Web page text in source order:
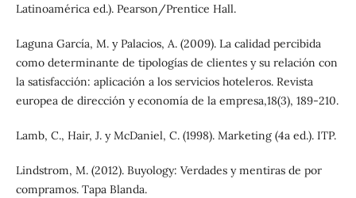
Latinoamérica ed.). Pearson/Prentice Hall.
Laguna García, M. y Palacios, A. (2009). La calidad percibida
como determinante de tipologías de clientes y su relación con
la satisfacción: aplicación a los servicios hoteleros. Revista
europea de dirección y economía de la empresa,18(3), 189-210.
Lamb, C., Hair, J. y McDaniel, C. (1998). Marketing (4a ed.). ITP.
Lindstrom, M. (2012). Buyology: Verdades y mentiras de por
compramos. Tapa Blanda.